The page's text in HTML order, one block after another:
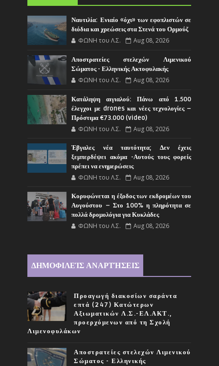
Ναυτιλία: Ενιαίο «όχι» των εφοπλιστών σε
διόδια και χρεώσεις στα Στενά του Ορμούζ
ΦΩΝΗ του Λ.Σ. Aug 08, 2026
Αποστρατείες στελεχών Λιμενικού
Σώματος - Ελληνικής Ακτοφυλακής
ΦΩΝΗ του Λ.Σ. Aug 08, 2026
Κατάληψη αιγιαλού: Πάνω από 1.500
έλεγχοι με drones και νέες τεχνολογίες –
Πρόστιμα €73.000 (video)
ΦΩΝΗ του Λ.Σ. Aug 08, 2026
Έβγαλες νέα ταυτότητα; Δεν έχεις
ξεμπερδέψει ακόμα -Αυτούς τους φορείς
πρέπει να ενημερώσεις
ΦΩΝΗ του Λ.Σ. Aug 08, 2026
Κορυφώνεται η έξοδος των εκδρομέων του
Αυγούστου – Στο 100% η πληρότητα σε
πολλά δρομολόγια για Κυκλάδες
ΦΩΝΗ του Λ.Σ. Aug 08, 2026
ΔΗΜΟΦΙΛΕΊΣ ΑΝΑΡΤΉΣΕΙΣ
Προαγωγή διακοσίων σαράντα
επτά (247) Κατώτερων
Αξιωματικών Λ.Σ.-ΕΛ.ΑΚΤ.,
προερχόμενων από τη Σχολή
Λιμενοφυλάκων
Αποστρατείες στελεχών Λιμενικού
Σώματος - Ελληνικής